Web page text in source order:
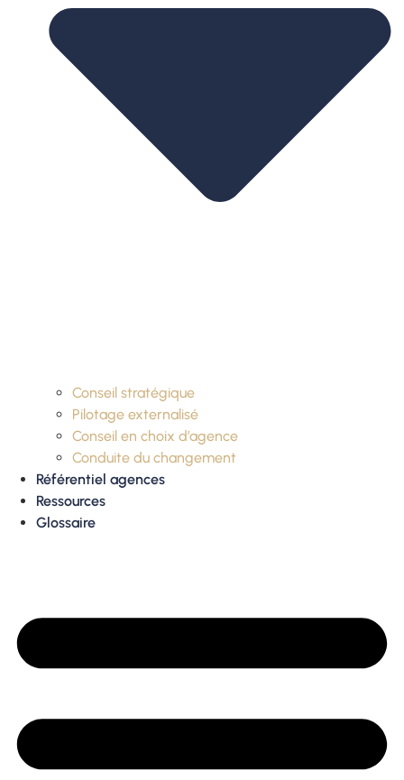
Conseil stratégique
Pilotage externalisé
Conseil en choix d’agence
Conduite du changement
Référentiel agences
Ressources
Glossaire